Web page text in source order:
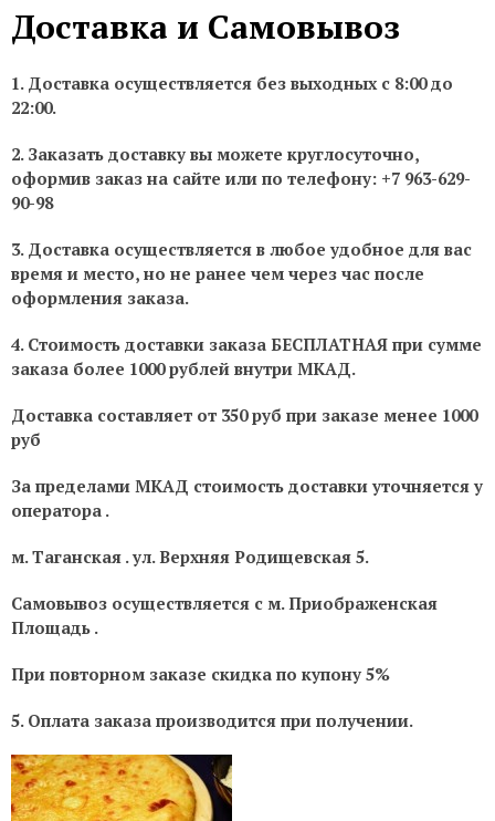
Доставка и Самовывоз
1. Доставка осуществляется без выходных с 8:00 до
22:00.
2. Заказать доставку вы можете круглосуточно,
оформив заказ на сайте или по телефону: +7 963-629-
90-98
3. Доставка осуществляется в любое удобное для вас
время и место, но не ранее чем через час после
оформления заказа.
4. Стоимость доставки заказа БЕСПЛАТНАЯ при сумме
заказа более 1000 рублей внутри МКАД.
Доставка составляет от 350 руб при заказе менее 1000
руб
За пределами МКАД стоимость доставки уточняется у
оператора .
м. Таганская . ул. Верхняя Родищевская 5.
Самовывоз осуществляется с м. Приображенская
Площадь .
При повторном заказе скидка по купону 5%
5. Оплата заказа производится при получении.